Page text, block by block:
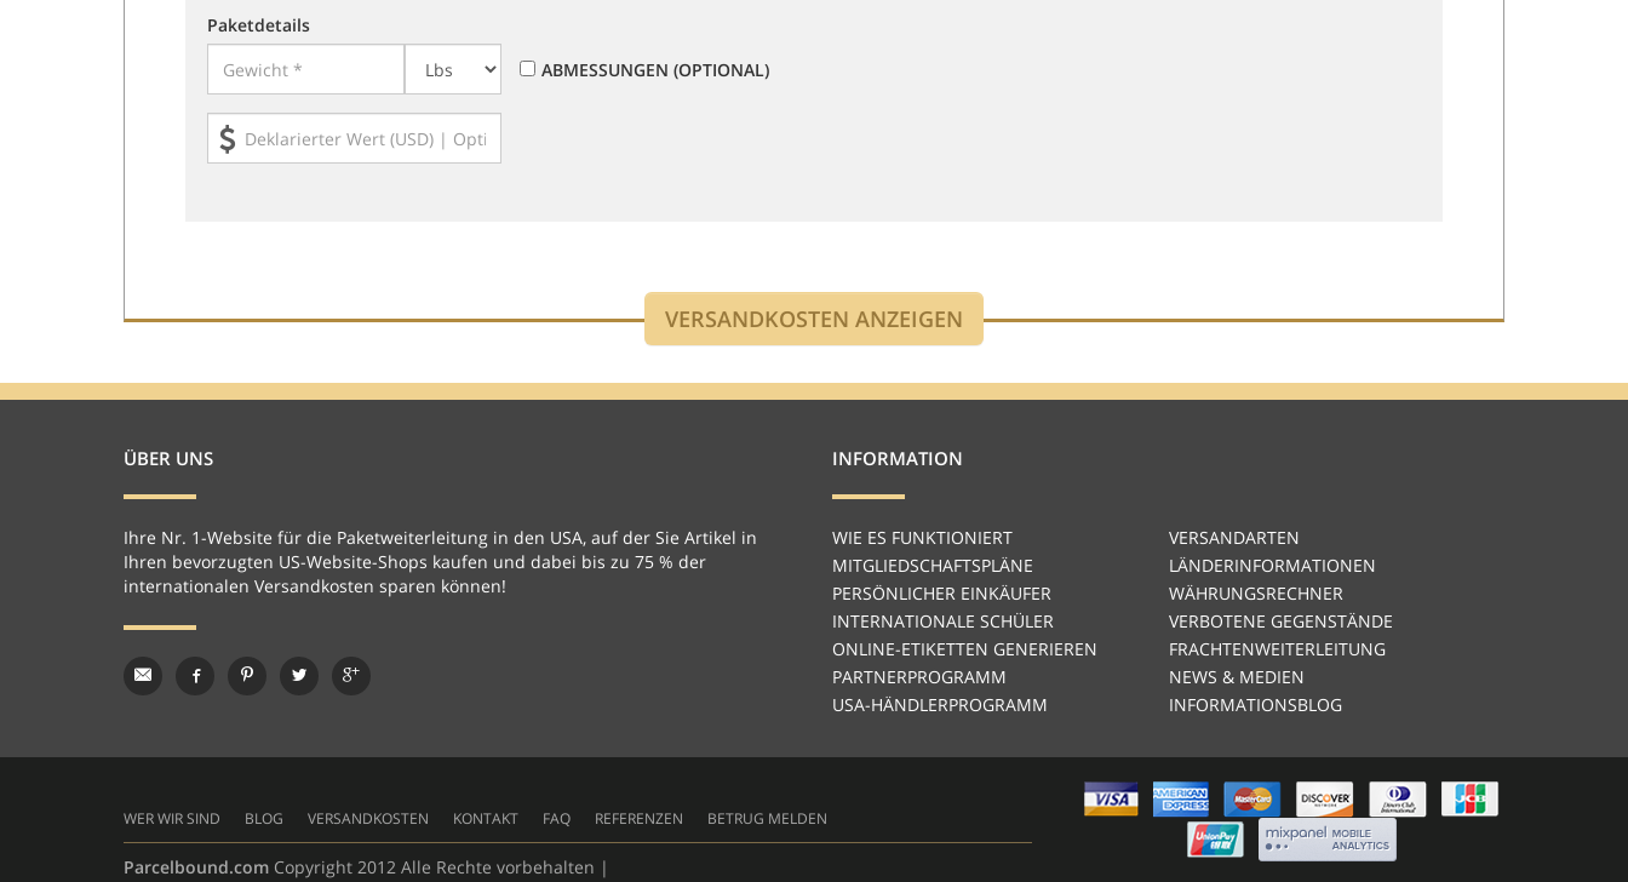
Paketdetails
ABMESSUNGEN (OPTIONAL)
ÜBER UNS
Ihre Nr. 1-Website für die Paketweiterleitung in den USA, auf der Sie Artikel in
Ihren bevorzugten US-Website-Shops kaufen und dabei bis zu 75 % der
internationalen Versandkosten sparen können!
INFORMATION
WIE ES FUNKTIONIERT
MITGLIEDSCHAFTSPLÄNE
PERSÖNLICHER EINKÄUFER
INTERNATIONALE SCHÜLER
ONLINE-ETIKETTEN GENERIEREN
PARTNERPROGRAMM
USA-HÄNDLERPROGRAMM
VERSANDARTEN
LÄNDERINFORMATIONEN
WÄHRUNGSRECHNER
VERBOTENE GEGENSTÄNDE
FRACHTENWEITERLEITUNG
NEWS & MEDIEN
INFORMATIONSBLOG
WER WIR SIND BLOG VERSANDKOSTEN KONTAKT FAQ REFERENZEN BETRUG MELDEN
Parcelbound.com Copyright 2012 Alle Rechte vorbehalten |
AMERICAN
EXPRESS